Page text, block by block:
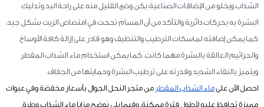
الشذاب ويخلو من الإضافات الصناعية، يكن وضع القليل منه على راحة اليد وتدليك
البشرة به بحركات دائرية والتأكد من أن المسام نجحت في امتصاص الزيت بشكل جيد،
كما يمكن إضافته لماسكات الترطيب والتنظيف وهو قادر على إزالة كافة الأوساخ
والجراثيم العالقة بالبشرة مهما كانت. كما يمكن استخدام ماء الشذاب المقطر
ويتميز بالنقاء الشديد وقدرته على ترطيب البشرة وحمايتها من الجفاف.
احصل الآن علىماء الشذاب المقطر من متجر النحل الجوال بأسعار مخفضة وفي عبوات
مميزة تحافظ عليه لأطول فترة ممكنة، وفيما يلي نوضح مزايا ماء الشذاب وطرق